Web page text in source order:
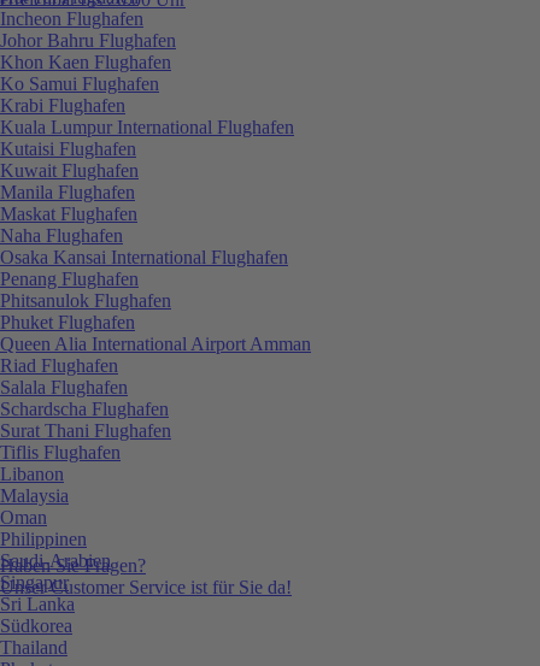
Haben Sie Fragen?
Unser Customer Service ist für Sie da!
Incheon Flughafen
Johor Bahru Flughafen
Khon Kaen Flughafen
Ko Samui Flughafen
Krabi Flughafen
Kuala Lumpur International Flughafen
Kutaisi Flughafen
Kuwait Flughafen
Manila Flughafen
Maskat Flughafen
Naha Flughafen
Osaka Kansai International Flughafen
Penang Flughafen
Phitsanulok Flughafen
Phuket Flughafen
Queen Alia International Airport Amman
Riad Flughafen
Salala Flughafen
Schardscha Flughafen
Surat Thani Flughafen
Tiflis Flughafen
Libanon
Malaysia
Oman
Philippinen
Saudi-Arabien
Singapur
Sri Lanka
Südkorea
Thailand